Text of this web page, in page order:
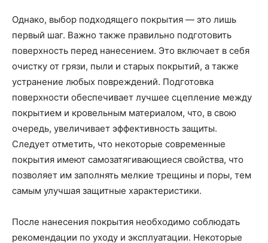
Однако, выбор подходящего покрытия — это лишь
первый шаг. Важно также правильно подготовить
поверхность перед нанесением. Это включает в себя
очистку от грязи, пыли и старых покрытий, а также
устранение любых повреждений. Подготовка
поверхности обеспечивает лучшее сцепление между
покрытием и кровельным материалом, что, в свою
очередь, увеличивает эффективность защиты.
Следует отметить, что некоторые современные
покрытия имеют самозатягивающиеся свойства, что
позволяет им заполнять мелкие трещины и поры, тем
самым улучшая защитные характеристики.
После нанесения покрытия необходимо соблюдать
рекомендации по уходу и эксплуатации. Некоторые